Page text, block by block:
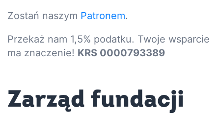
Zostań naszym Patronem.
Przekaż nam 1,5% podatku. Twoje wsparcie
ma znaczenie! KRS 0000793389
Zarząd fundacji